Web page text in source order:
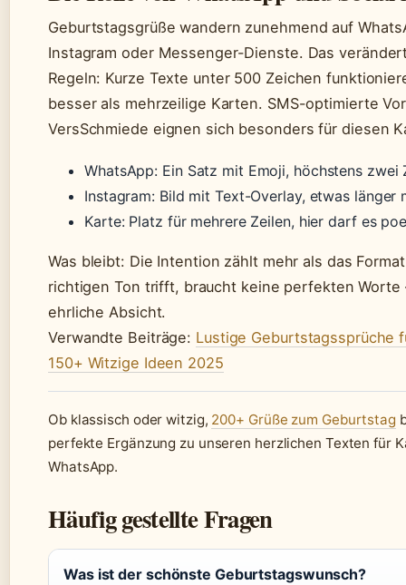
Geburtstagsgrüße wandern zunehmend auf
Instagram oder Messenger-Dienste. Das
Regeln: Kurze Texte unter 500 Zeichen
besser als mehrzeilige Karten. SMS-optimierte
VersSchmiede eignen sich besonders für diesen
WhatsApp: Ein Satz mit Emoji, höchstens zwei
Instagram: Bild mit Text-Overlay, etwas länger
Karte: Platz für mehrere Zeilen, hier darf es
Was bleibt: Die Intention zählt mehr als das
richtigen Ton trifft, braucht keine perfekten
ehrliche Absicht.
Verwandte Beiträge: Lustige Geburtstagssprüche
150+ Witzige Ideen 2025
Ob klassisch oder witzig, 200+ Grüße zum Geburtstag
perfekte Ergänzung zu unseren herzlichen Texten für
WhatsApp.
Häufig gestellte Fragen
Was ist der schönste Geburtstagswunsch?